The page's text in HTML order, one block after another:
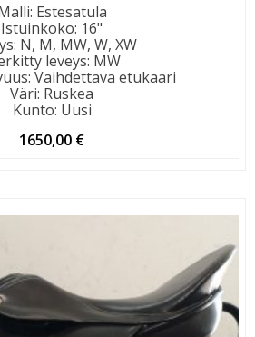
: Estesatula
Istuinkoko: 16"
: N, M, MW, W, XW
leveys: MW
: Vaihdettava etukaari
Väri: Ruskea
Kunto: Uusi
1650,00 €